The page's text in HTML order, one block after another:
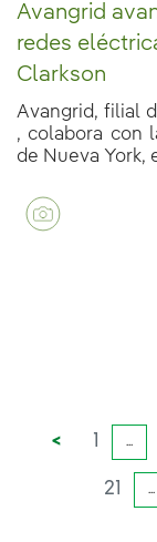
Avangrid
redes
Clarkson
Avangrid, filial
, colabora con
de Nueva York,
< 1 ...
21 ...